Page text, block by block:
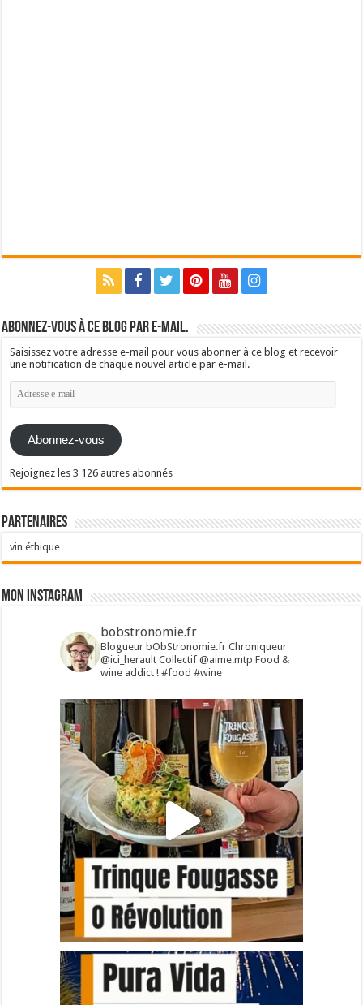
Abonnez-vous à ce blog par e-mail.
Saisissez votre adresse e-mail pour vous abonner à ce blog et recevoir
une notification de chaque nouvel article par e-mail.
Adresse
e-
Abonnez-vous
Rejoignez les 3 126 autres abonnés
Partenaires
vin éthique
Mon Instagram
bobstronomie.fr
Blogueur bObStronomie.fr Chroniqueur
@ici_heraultCollectif @aime.mtp Food &
wine addict !#food #wine